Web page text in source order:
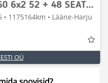
Scania Omniexpress K360 6x2 52 + 48 SEATS / EURO6
1175164km • Lääne-Harju
OÜ